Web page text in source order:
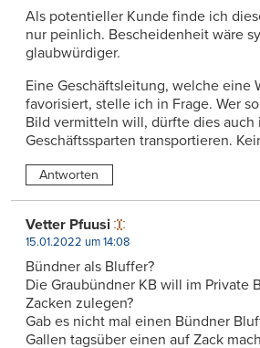
Als potentieller Kunde finde ich
nur peinlich. Bescheidenheit wäre
glaubwürdiger.
Eine Geschäftsleitung, welche eine
favorisiert, stelle ich in Frage. Wer
Bild vermitteln will, dürfte dies auch
Geschäftssparten transportieren.
Antworten
Vetter Pfuusi
15.01.2022 um 14:08
Bündner als Bluffer?
Die Graubündner KB will im Private
Zacken zulegen?
Gab es nicht mal einen Bündner
Gallen tagsüber einen auf Zack